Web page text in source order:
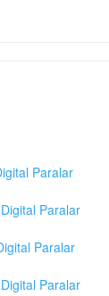
Paralar
Paralar
Paralar
Paralar